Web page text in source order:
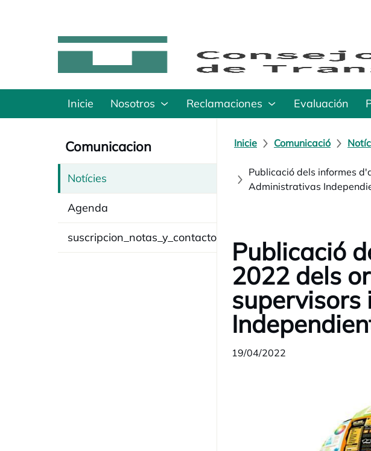
Inicie Nosotros Reclamaciones Evaluación
Comunicacion
Notícies
Agenda
suscripcion_notas_y_contacto
Inicie Comunicació
Publicació dels informes
Administrativas
Publicació
2022 dels
19/04/2022